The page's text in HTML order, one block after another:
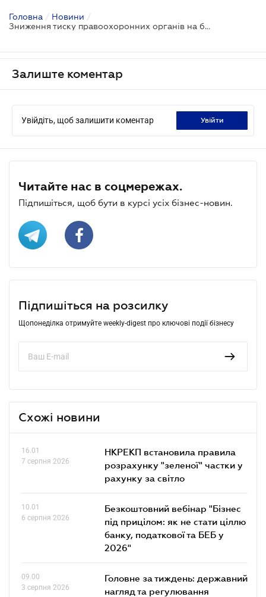
Головна / Новини /
Зниження тиску правоохоронних органів на бізнес: новий законопроєкт зареєстровано у Раді
Залиште коментар
Увійдіть, щоб залишити коментар увійти
Читайте нас в соцмережах.
Підпишіться, щоб бути в курсі усіх бізнес-новин.
Підпишіться на розсилку
Щопонеділка отримуйте weekly-digest про ключові події бізнесу
Схожі новини
16.01
7 серпня 2026
НКРЕКП встановила правила
розрахунку "зеленої" частки у
рахунку за світло
10.01
6 серпня 2026
Безкоштовний вебінар "Бізнес
під прицілом: як не стати ціллю
банку, податкової та БЕБ у
2026"
09.00
3 серпня 2026
Головне за тиждень: державний
нагляд та регулювання